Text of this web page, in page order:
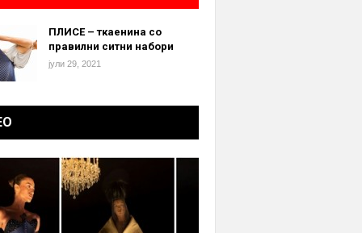
ПЛИСЕ – ткаенина со
правилни ситни набори
јули 29, 2021